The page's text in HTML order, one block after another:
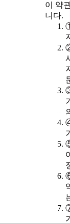
이 약
니다.